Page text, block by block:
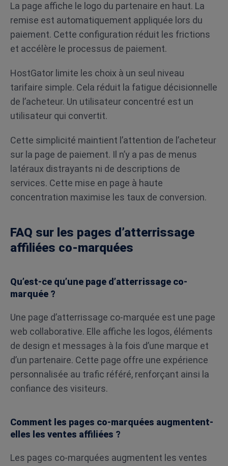
La page affiche le logo du partenaire en haut. La
remise est automatiquement appliquée lors du
paiement. Cette configuration réduit les frictions
et accélère le processus de paiement.
HostGator limite les choix à un seul niveau
tarifaire simple. Cela réduit la fatigue décisionnelle
de l’acheteur. Un utilisateur concentré est un
utilisateur qui convertit.
Cette simplicité maintient l’attention de l’acheteur
sur la page de paiement. Il n’y a pas de menus
latéraux distrayants ni de descriptions de
services. Cette mise en page à haute
concentration maximise les taux de conversion.
FAQ sur les pages d’atterrissage
affiliées co-marquées
Qu’est-ce qu’une page d’atterrissage co-
marquée ?
Une page d’atterrissage co-marquée est une page
web collaborative. Elle affiche les logos, éléments
de design et messages à la fois d’une marque et
d’un partenaire. Cette page offre une expérience
personnalisée au trafic référé, renforçant ainsi la
confiance des visiteurs.
Comment les pages co-marquées augmentent-
elles les ventes affiliées ?
Les pages co-marquées augmentent les ventes